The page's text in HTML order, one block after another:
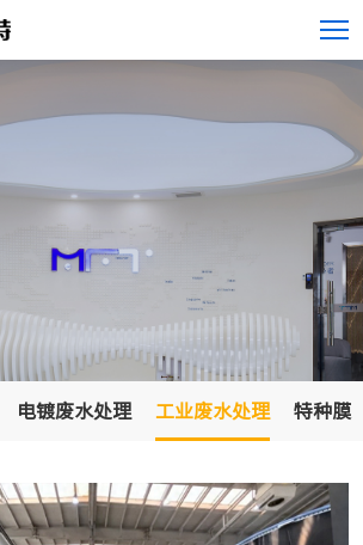
电镀废水处理 工业废水处理 特种膜